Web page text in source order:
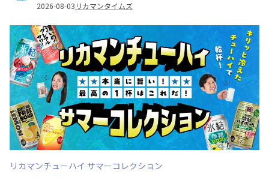
2026-08-03 リカマンタイムズ
リカマンチューハイ サマーコレクション